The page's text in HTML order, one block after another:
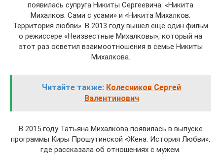
появилась супруга Никиты Сергеевича: «Никита
Михалков. Сами с усами» и «Никита Михалков.
Территория любви». В 2013 году вышел еще один фильм
о режиссере «Неизвестные Михалковы», который на
этот раз осветил взаимоотношения в семье Никиты
Михалкова.
Читайте также: Колесников Сергей
Валентинович
В 2015 году Татьяна Михалкова появилась в выпуске
программы Киры Прошутинской «Жена. История Любви»,
где рассказала об отношениях с мужем.